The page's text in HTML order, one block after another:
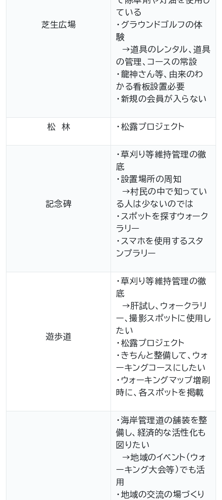
芝生広場
ている
・グラウンドゴルフの体
験
→道具のレンタル、道具
の管理、コースの常設
・龍神さん等、由来のわ
かる看板設置必要
・新規の会員が入らない
松 林 ・松露プロジェクト
記念碑
・草刈り等維持管理の徹
底
・設置場所の周知
→村民の中で知ってい
る人は少ないのでは
・スポットを探すウォーク
ラリー
・スマホを使用するスタ
ンプラリー
遊歩道
・草刈り等維持管理の徹
底
→肝試し、ウォークラリ
ー、撮影スポットに使用し
たい
・松露プロジェクト
・きちんと整備して、ウォ
ーキングコースにしたい
・ウォーキングマップ増刷
時に、各スポットを掲載
・海岸管理道の舗装を整
備し、経済的な活性化も
図りたい
→地域のイベント（ウォ
ーキング大会等）でも活
用
・地域の交流の場づくり